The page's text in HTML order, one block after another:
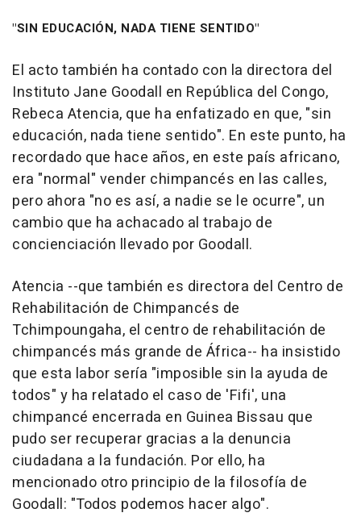
"SIN EDUCACIÓN, NADA TIENE SENTIDO"
El acto también ha contado con la directora del
Instituto Jane Goodall en República del Congo,
Rebeca Atencia, que ha enfatizado en que, "sin
educación, nada tiene sentido". En este punto, ha
recordado que hace años, en este país africano,
era "normal" vender chimpancés en las calles,
pero ahora "no es así, a nadie se le ocurre", un
cambio que ha achacado al trabajo de
concienciación llevado por Goodall.
Atencia --que también es directora del Centro de
Rehabilitación de Chimpancés de
Tchimpoungaha, el centro de rehabilitación de
chimpancés más grande de África-- ha insistido
que esta labor sería "imposible sin la ayuda de
todos" y ha relatado el caso de 'Fifi', una
chimpancé encerrada en Guinea Bissau que
pudo ser recuperar gracias a la denuncia
ciudadana a la fundación. Por ello, ha
mencionado otro principio de la filosofía de
Goodall: "Todos podemos hacer algo".